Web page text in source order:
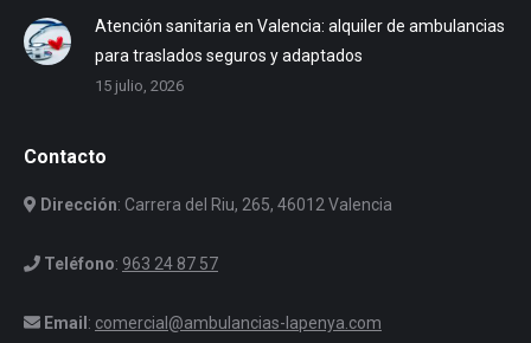
Atención sanitaria en Valencia: alquiler de ambulancias
para traslados seguros y adaptados
15 julio, 2026
Contacto
Dirección: Carrera del Riu, 265, 46012 Valencia
Teléfono: 963 24 87 57
Email : comercial@ambulancias-lapenya.com